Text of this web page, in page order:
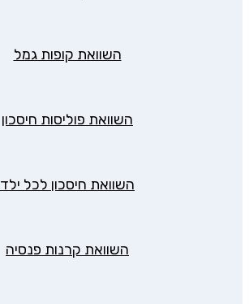
השוואת קופות גמל
השוואת פוליסות חיסכון
השוואת חיסכון לכל ילד
השוואת קרנות פנסיה